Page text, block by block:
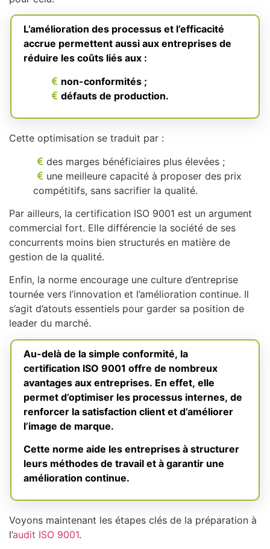
L’amélioration des processus et l’efficacité
accrue permettent aussi aux entreprises de
réduire les coûts liés aux :
non-conformités ;
défauts de production.
Cette optimisation se traduit par :
des marges bénéficiaires plus élevées ;
une meilleure capacité à proposer des prix
compétitifs, sans sacrifier la qualité.
Par ailleurs, la certification ISO 9001 est un argument
commercial fort. Elle différencie la société de ses
concurrents moins bien structurés en matière de
gestion de la qualité.
Enfin, la norme encourage une culture d’entreprise
tournée vers l’innovation et l’amélioration continue. Il
s’agit d’atouts essentiels pour garder sa position de
leader du marché.
Au-delà de la simple conformité, la
certification ISO 9001 offre de nombreux
avantages aux entreprises. En effet, elle
permet d’optimiser les processus internes, de
renforcer la satisfaction client et d’améliorer
l’image de marque.
Cette norme aide les entreprises à structurer
leurs méthodes de travail et à garantir une
amélioration continue.
Voyons maintenant les étapes clés de la préparation à
l’audit ISO 9001.